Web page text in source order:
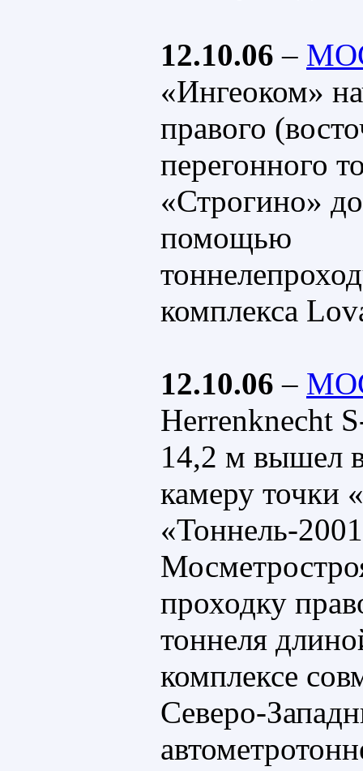
12.10.06 –
«Ингеоком»
правого
перегонного
«Строгино»
помощью
комплекса
12.10.06 –
Herrenknecht
14,2 м вышел
камеру
«Тоннель-
проходку
тоннеля
комплексе
Северо-